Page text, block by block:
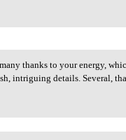
thanks to your energy,
intriguing details. Several,